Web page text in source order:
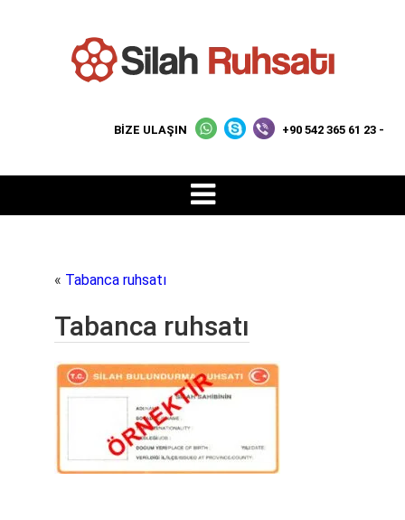
BİZE ULAŞIN +90 542 365 61 23 -
« Tabanca ruhsatı
Tabanca ruhsatı